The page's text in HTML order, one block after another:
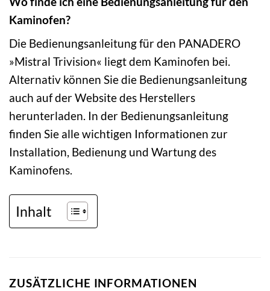
Kaminofen?
Die Bedienungsanleitung für den PANADERO
»Mistral Trivision« liegt dem Kaminofen bei.
Alternativ können Sie die Bedienungsanleitung
auch auf der Website des Herstellers
herunterladen. In der Bedienungsanleitung
finden Sie alle wichtigen Informationen zur
Installation, Bedienung und Wartung des
Kaminofens.
Inhalt
ZUSÄTZLICHE INFORMATIONEN